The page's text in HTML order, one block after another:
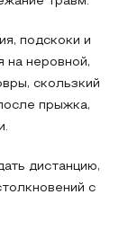
подскоки и
на неровной,
скользкий
прыжка,
дистанцию,
с